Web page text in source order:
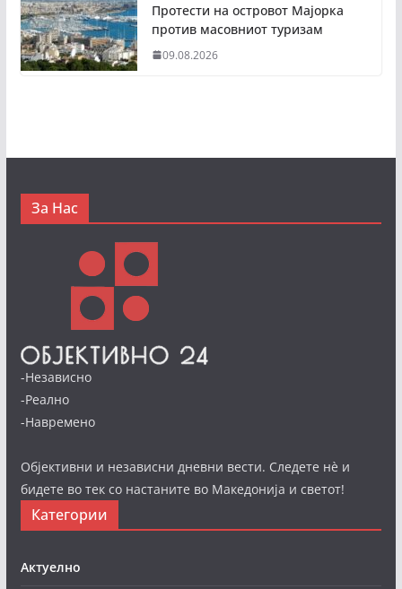
Протести на островот Мајорка
против масовниот туризам
09.08.2026
За Нас
-Независно
-Реално
-Навремено
Објективни и независни дневни вести. Следете нè и
бидете во тек со настаните во Македонија и светот!
Категории
Актуелно